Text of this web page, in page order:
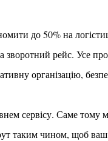
до 50% на
зворотний рейс. Усе
організацію,
сервісу. Саме тому
таким чином, щоб